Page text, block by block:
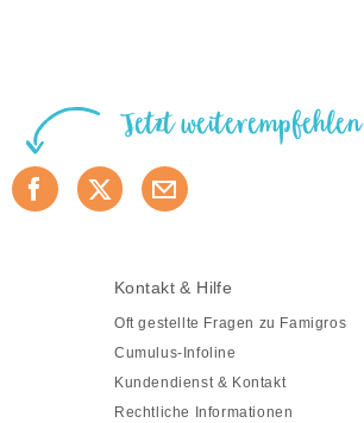
Jetzt weiterempfehlen
Kontakt & Hilfe
Oft gestellte Fragen zu Famigros
Cumulus-Infoline
Kundendienst & Kontakt
Rechtliche Informationen